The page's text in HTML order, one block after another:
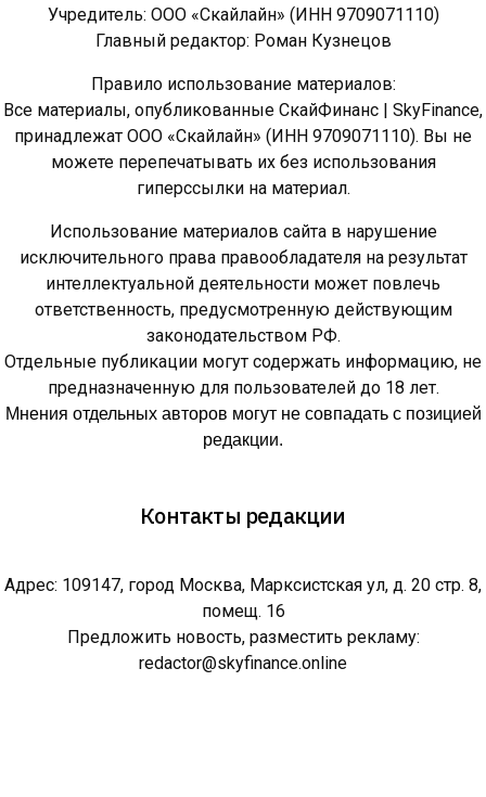
Учредитель: ООО «Скайлайн» (ИНН 9709071110)
Главный редактор: Роман Кузнецов
Правило использование материалов:
Все материалы, опубликованные СкайФинанс | SkyFinance,
принадлежат ООО «Скайлайн» (ИНН 9709071110). Вы не
можете перепечатывать их без использования
гиперссылки на материал.
Использование материалов сайта в нарушение
исключительного права правообладателя на результат
интеллектуальной деятельности может повлечь
ответственность, предусмотренную действующим
законодательством РФ.
Отдельные публикации могут содержать информацию, не
предназначенную для пользователей до 18 лет.
Мнения отдельных авторов могут не совпадать с позицией
редакции.
Контакты редакции
Адрес: 109147, город Москва, Марксистская ул, д. 20 стр. 8,
помещ. 16
Предложить новость, разместить рекламу:
redactor@skyfinance.online